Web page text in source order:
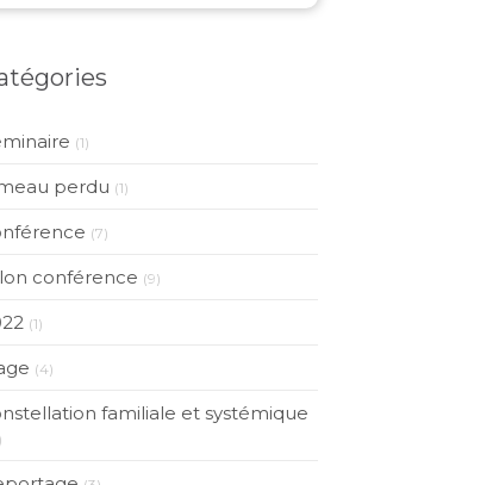
(1)
perdu (1)
(7)
conférence (9)
(1)
(4)
familiale et systémique